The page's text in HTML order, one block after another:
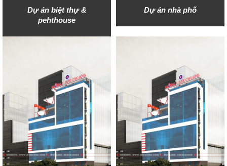
Dự án biệt thự &
pehthouse
Dự án nhà phố